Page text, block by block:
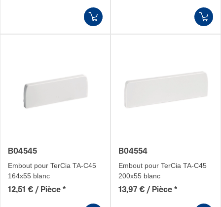
B04545
Embout pour TerCia TA-C45
164x55 blanc
12,51 € / Pièce *
B04554
Embout pour TerCia TA-C45
200x55 blanc
13,97 € / Pièce *